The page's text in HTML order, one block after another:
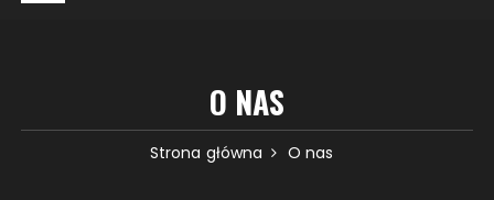
O NAS
Strona główna O nas